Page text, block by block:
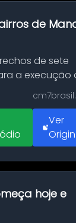
de
de sete
a execução
Ver
hoje e